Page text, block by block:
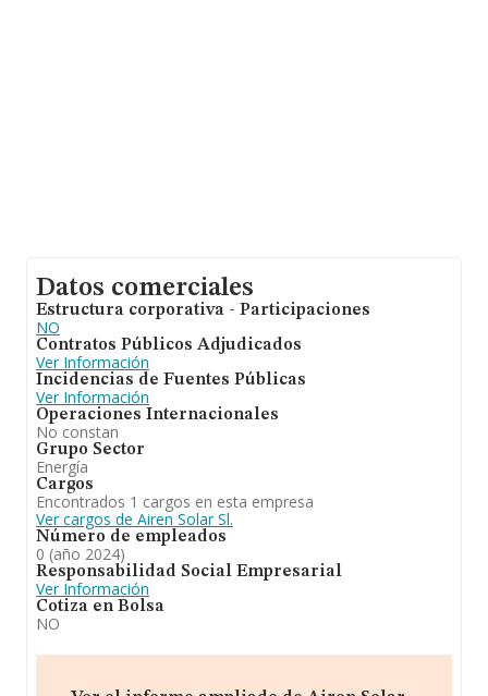
Datos comerciales
Estructura corporativa - Participaciones
NO
Contratos Públicos Adjudicados
Ver Información
Incidencias de Fuentes Públicas
Ver Información
Operaciones Internacionales
No constan
Grupo Sector
Energía
Cargos
Encontrados 1 cargos en esta empresa
Ver cargos de Airen Solar Sl.
Número de empleados
0 (año 2024)
Responsabilidad Social Empresarial
Ver Información
Cotiza en Bolsa
NO